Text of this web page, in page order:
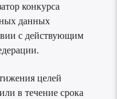
конкурса
данных
с действующим
целей
в течение срока